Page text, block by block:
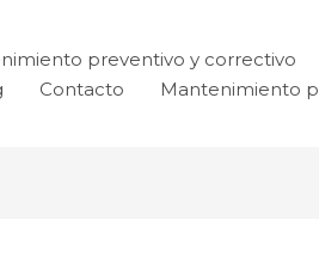
preventivo y correctivo
Contacto Mantenimiento